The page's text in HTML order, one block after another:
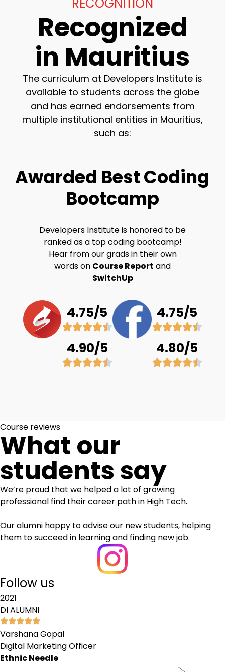
Recognized
in Mauritius
The curriculum at Developers Institute is
available to students across the globe
and has earned endorsements from
multiple institutional entities in Mauritius,
such as:
Awarded Best Coding
Bootcamp
Developers Institute is honored to be
ranked as a top coding bootcamp!
Hear from our grads in their own
words on Course Report and
SwitchUp
4.75/5 4.75/5
4.90/5 4.80/5
Course reviews
What our
students say
We’re proud that we helped a lot of growing
professional find their career path in High Tech.
Our alumni happy to advise our new students, helping
them to succeed in learning and finding new job.
Follow us
2021
DI ALUMNI
Varshana Gopal
Digital Marketing Officer
Ethnic Needle